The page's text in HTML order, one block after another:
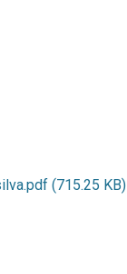
(715.25 KB)